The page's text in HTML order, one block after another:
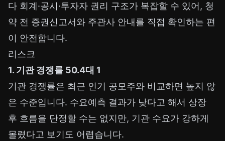
다 회계·공시·투자자 권리 구조가 복잡할 수 있어, 청
약 전 증권신고서와 주관사 안내를 직접 확인하는 편
이 안전합니다.
리스크
1. 기관 경쟁률 50.4대 1
기관 경쟁률은 최근 인기 공모주와 비교하면 높지 않
은 수준입니다. 수요예측 결과가 낮다고 해서 상장
후 흐름을 단정할 수는 없지만, 기관 수요가 강하게
몰렸다고 보기도 어렵습니다.